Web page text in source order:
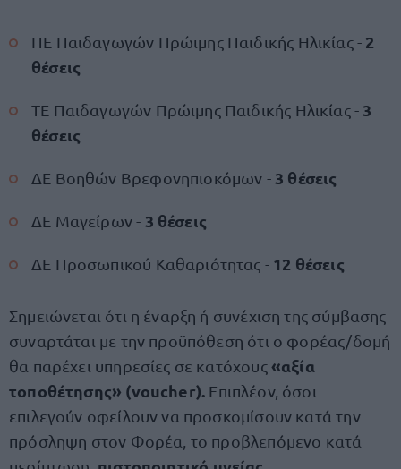
ΠΕ Παιδαγωγών Πρώιμης Παιδικής Ηλικίας - 2
θέσεις
ΤΕ Παιδαγωγών Πρώιμης Παιδικής Ηλικίας - 3
θέσεις
ΔΕ Βοηθών Βρεφονηπιοκόμων - 3 θέσεις
ΔΕ Μαγείρων - 3 θέσεις
ΔΕ Προσωπικού Καθαριότητας - 12 θέσεις
Σημειώνεται ότι η έναρξη ή συνέχιση της σύμβασης
συναρτάται με την προϋπόθεση ότι ο φορέας/δομή
θα παρέχει υπηρεσίες σε κατόχους«αξία
τοποθέτησης» (voucher). Επιπλέον, όσοι
επιλεγούν οφείλουν να προσκομίσουν κατά την
πρόσληψη στον Φορέα, το προβλεπόμενο κατά